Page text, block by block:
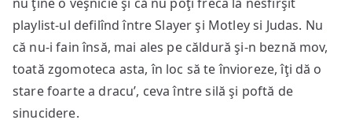
playlist-ul defilînd între Slayer şi Motley si Judas. Nu
că nu-i fain însă, mai ales pe căldură şi-n beznă mov,
toată zgomoteca asta, în loc să te învioreze, îţi dă o
stare foarte a dracu’, ceva între silă şi poftă de
sinucidere.